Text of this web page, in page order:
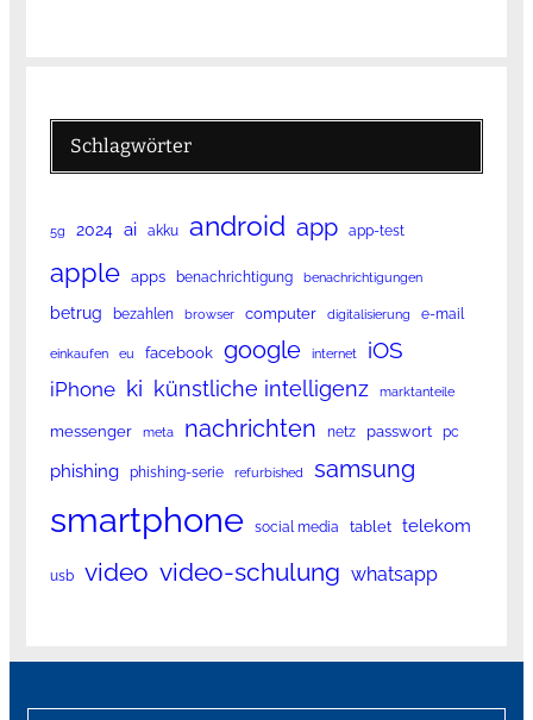
Schlagwörter
5g 2024 ai akku android app app-test
apple apps benachrichtigung benachrichtigungen
betrug bezahlen browser computer digitalisierung e-mail
einkaufen eu facebook google internet iOS
iPhone ki künstliche intelligenz marktanteile
messenger meta nachrichten netz passwort pc
phishing phishing-serie refurbished samsung
smartphone social media tablet telekom
usb video video-schulung whatsapp